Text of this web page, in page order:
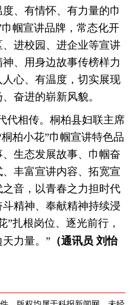
、有情怀、有力量的巾
帼宣讲品牌，常态化开
进校园、进企业等宣讲
、用身边故事传榜样力
心、有温度，切实展现
奋进的崭新风貌。
代相传。桐柏县妇联主席
柏小花”巾帼宣讲特色品
生态发展故事、巾帼奋
丰富宣讲内容、拓宽宣
音，以青春之力担时代
精神、奉献精神持续浸
”扎根岗位、逐光前行，
力量。” （通讯员 刘怡